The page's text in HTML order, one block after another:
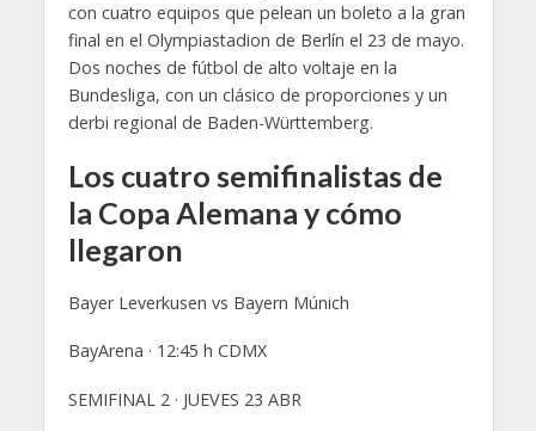
con cuatro equipos que pelean un boleto a la gran
final en el Olympiastadion de Berlín el 23 de mayo.
Dos noches de fútbol de alto voltaje en la
Bundesliga, con un clásico de proporciones y un
derbi regional de Baden-Württemberg.
Los cuatro semifinalistas de
la Copa Alemana y cómo
llegaron
Bayer Leverkusen vs Bayern Múnich
BayArena · 12:45 h CDMX
SEMIFINAL 2 · JUEVES 23 ABR